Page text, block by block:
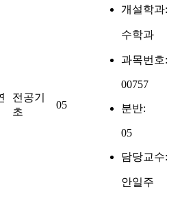
전공기
초
05
개설학과:
수학과
과목번호:
00757
분반:
05
담당교수:
안일주